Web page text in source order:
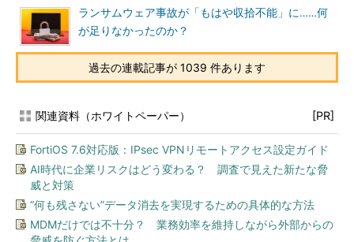
ランサムウェア事故が「もはや収拾不能」に……何
が足りなかったのか？
過去の連載記事が 1039 件あります
関連資料（ホワイトペーパー） [PR]
FortiOS 7.6対応版：IPsec VPNリモートアクセス設定ガイド
AI時代に企業リスクはどう変わる？ 調査で見えた新たな脅
威と対策
“何も残さない”データ消去を実現するための具体的な方法
MDMだけでは不十分？ 業務効率を維持しながら外部からの